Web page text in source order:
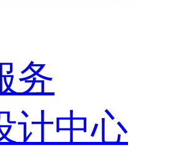
务
计中心